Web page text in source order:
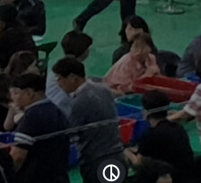
바로가기 목록 열기